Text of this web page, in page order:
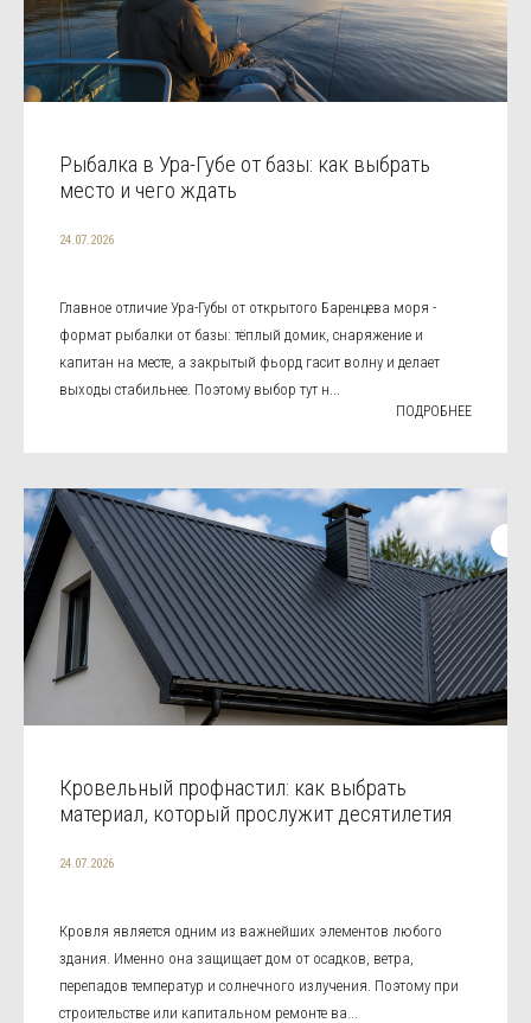
Рыбалка в Ура-Губе от базы: как выбрать
место и чего ждать
24.07.2026
Главное отличие Ура-Губы от открытого Баренцева моря -
формат рыбалки от базы: тёплый домик, снаряжение и
капитан на месте, а закрытый фьорд гасит волну и делает
выходы стабильнее. Поэтому выбор тут н...
ПОДРОБНЕЕ
Кровельный профнастил: как выбрать
материал, который прослужит десятилетия
24.07.2026
Кровля является одним из важнейших элементов любого
здания. Именно она защищает дом от осадков, ветра,
перепадов температур и солнечного излучения. Поэтому при
строительстве или капитальном ремонте ва...